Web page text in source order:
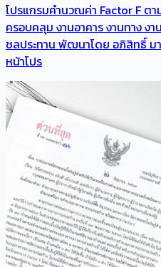
โปรแกรมคำนวณค่า Factor F ตา
ครอบคลุม งานอาคาร งานทาง ง
ชลประทาน พัฒนาโดย อภิสิทธิ์ ม
หน้าโปร